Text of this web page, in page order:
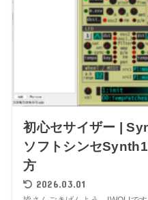
初心セサイザー |
ソフトシンセ
方
2026.03.01